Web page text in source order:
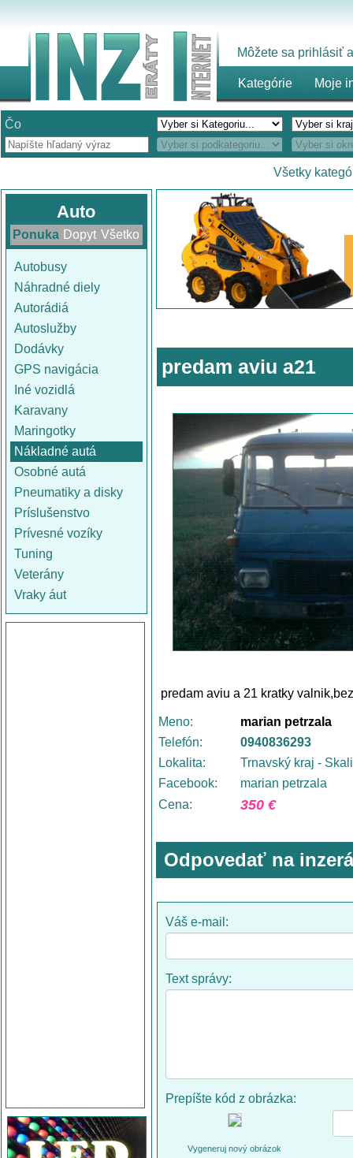
Môžete sa prihlásiť
Kategórie Moje
Čo
Všetky
Auto
Ponuka Dopyt Všetko
Autobusy
Náhradné diely
Autorádiá
Autoslužby
Dodávky
GPS navigácia
Iné vozidlá
Karavany
Maringotky
Nákladné autá
Osobné autá
Pneumatiky a disky
Príslušenstvo
Prívesné vozíky
Tuning
Veterány
Vraky áut
predam aviu a21
predam aviu a 21 kratky
Meno:
marian petrzala
Telefón:
0940836293
Lokalita:
Trnavský kraj -
Facebook:
marian petrzala
Cena:
350 €
Odpovedať na
Váš e-mail:
Text správy:
Prepíšte kód z obrázka:
Vygeneruj nový obrázok